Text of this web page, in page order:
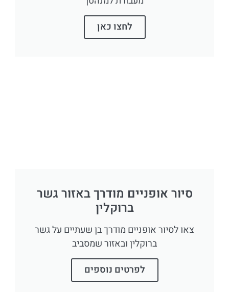
לחצו כאן
סיור אופניים מודרך באזור גשר
ברוקלין
צאו לסיור אופניים מודרך בן שעתיים על גשר
ברוקלין ובאזור שמסביב
לפרטים נוספים